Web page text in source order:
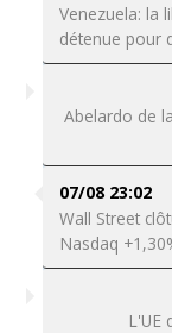
Venezuela: la
détenue pour
Abelardo de
07/08 23:02
Wall Street
Nasdaq
L'UE